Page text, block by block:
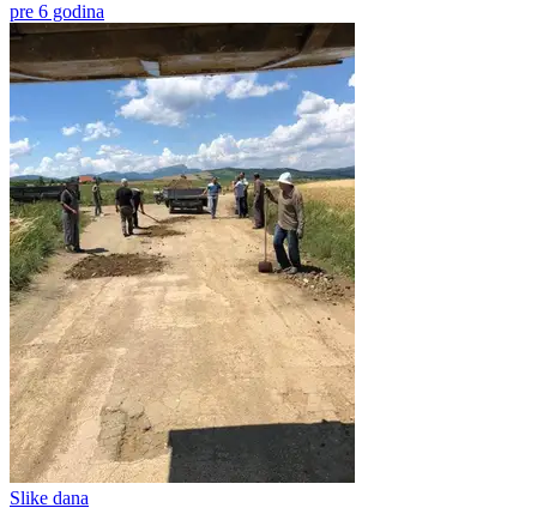
pre 6 godina
Slike dana